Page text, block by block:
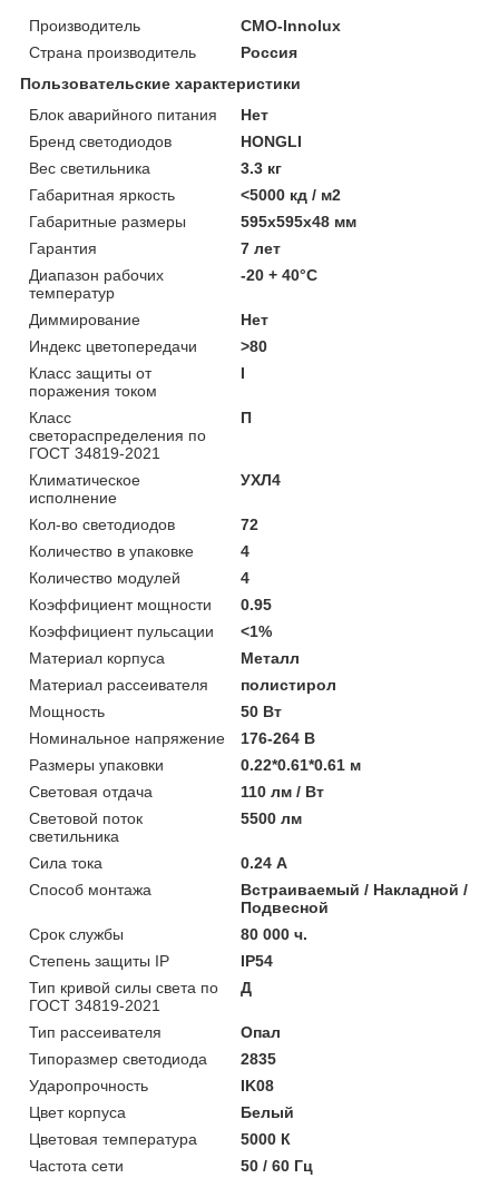
Производитель
CMO-Innolux
Страна производитель
Россия
Пользовательские характеристики
Блок аварийного питания
Нет
Бренд светодиодов
HONGLI
Вес светильника
3.3 кг
Габаритная яркость
<5000 кд / м2
Габаритные размеры
595х595х48 мм
Гарантия
7 лет
Диапазон рабочих
температур
-20 + 40°C
Диммирование
Нет
Индекс цветопередачи
>80
Класс защиты от
поражения током
I
Класс
светораспределения по
ГОСТ 34819-2021
П
Климатическое
исполнение
УХЛ4
Кол-во светодиодов
72
Количество в упаковке
4
Количество модулей
4
Коэффициент мощности
0.95
Коэффициент пульсации
<1%
Материал корпуса
Металл
Материал рассеивателя
полистирол
Мощность
50 Вт
Номинальное напряжение
176-264 В
Размеры упаковки
0.22*0.61*0.61 м
Световая отдача
110 лм / Вт
Световой поток
светильника
5500 лм
Сила тока
0.24 А
Способ монтажа
Встраиваемый / Накладной /
Подвесной
Срок службы
80 000 ч.
Степень защиты IP
IP54
Тип кривой силы света по
ГОСТ 34819-2021
Д
Тип рассеивателя
Опал
Типоразмер светодиода
2835
Ударопрочность
IK08
Цвет корпуса
Белый
Цветовая температура
5000 К
Частота сети
50 / 60 Гц